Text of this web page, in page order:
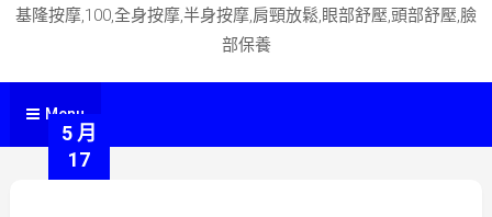
基隆按摩,100,全身按摩,半身按摩,肩頸放鬆,眼部舒壓,頭部舒壓,臉
部保養
Menu
5 月
17